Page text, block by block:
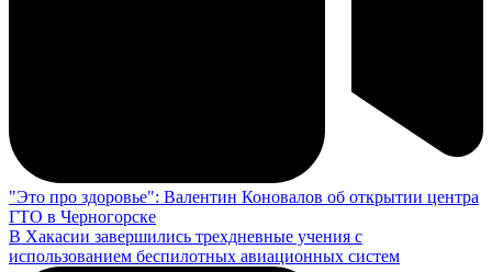
"Это про здоровье": Валентин Коновалов об открытии центра
ГТО в Черногорске
В Хакасии завершились трехдневные учения с
использованием беспилотных авиационных систем